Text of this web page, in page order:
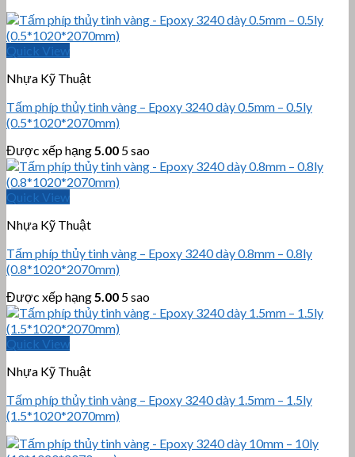
Quick View
Nhựa Kỹ Thuật
Tấm phíp thủy tinh vàng – Epoxy 3240 dày 0.5mm – 0.5ly
(0.5*1020*2070mm)
Được xếp hạng5.00 5 sao
Quick View
Nhựa Kỹ Thuật
Tấm phíp thủy tinh vàng – Epoxy 3240 dày 0.8mm – 0.8ly
(0.8*1020*2070mm)
Được xếp hạng5.00 5 sao
Quick View
Nhựa Kỹ Thuật
Tấm phíp thủy tinh vàng – Epoxy 3240 dày 1.5mm – 1.5ly
(1.5*1020*2070mm)